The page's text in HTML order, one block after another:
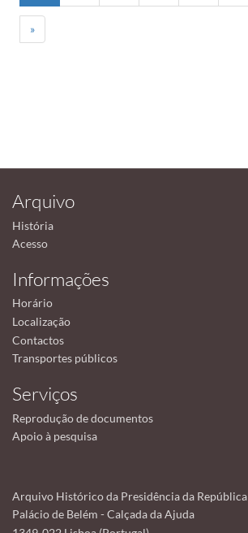
»
Arquivo
História
Acesso
Informações
Horário
Localização
Contactos
Transportes públicos
Serviços
Reprodução de documentos
Apoio à pesquisa
Arquivo Histórico da Presidência da República
Palácio de Belém - Calçada da Ajuda